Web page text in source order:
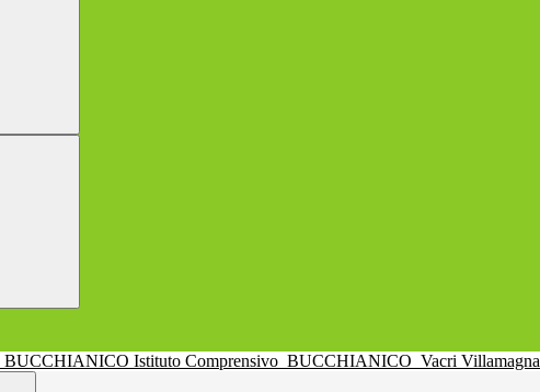
Istituto Comprensivo BUCCHIANICO Vacri Villamagna